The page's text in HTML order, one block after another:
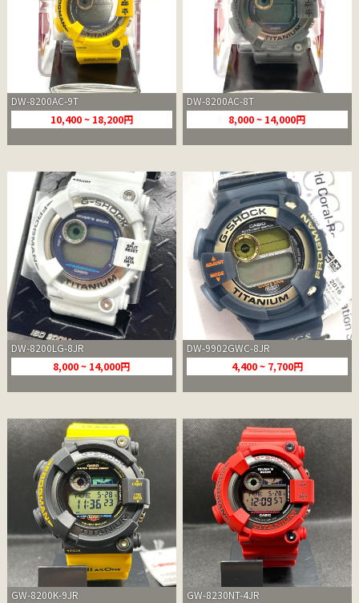
DW-8200AC-9T
10,400 ~ 18,200円
DW-8200AC-8T
8,000 ~ 14,000円
DW-8200LG-8JR
8,000 ~ 14,000円
DW-9902GWC-8JR
4,400 ~ 7,700円
GW-8200K-9JR
GW-8230NT-4JR